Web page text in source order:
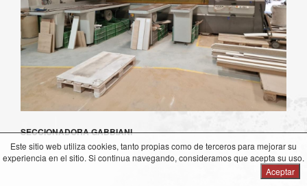
SECCIONADORA GABBIANI
Este sitio web utiliza cookies, tanto propias como de terceros para mejorar su
experiencia en el sitio. Si continua navegando, consideramos que acepta su uso.